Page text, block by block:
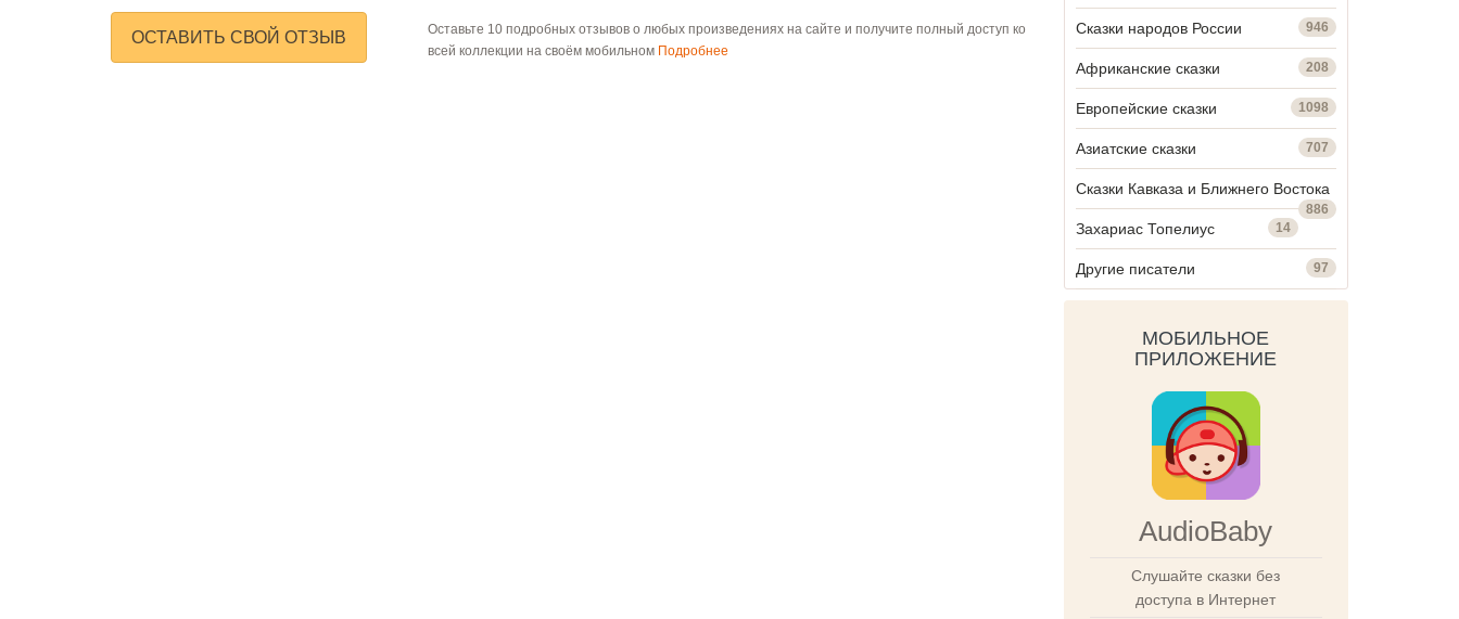
ОСТАВИТЬ СВОЙ ОТЗЫВ
Оставьте 10 подробных отзывов о любых произведениях на сайте и получите полный доступ ко
всей коллекции на своём мобильном Подробнее
Сказки народов России 946
Африканские сказки 208
Европейские сказки 1098
Азиатские сказки 707
Сказки Кавказа и Ближнего Востока
886
Захариас Топелиус 14
Другие писатели 97
МОБИЛЬНОЕ
ПРИЛОЖЕНИЕ
AudioBaby
Слушайте сказки без
доступа в Интернет